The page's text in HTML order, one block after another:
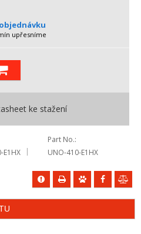
upřesníme
ke stažení
E1HX
Part No.
UNO-410-E1HX